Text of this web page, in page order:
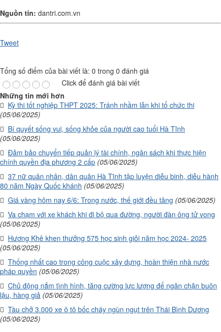
Nguồn tin: dantri.com.vn
Tweet
Tổng số điểm của bài viết là: 0 trong 0 đánh giá
Click để đánh giá bài viết
Những tin mới hơn
Kỳ thi tốt nghiệp THPT 2025: Tránh nhầm lẫn khi tổ chức thi
(05/06/2025)
Bí quyết sống vui, sống khỏe của người cao tuổi Hà Tĩnh
(05/06/2025)
Đảm bảo chuyển tiếp quản lý tài chính, ngân sách khi thực hiện
chính quyền địa phương 2 cấp (05/06/2025)
37 nữ quân nhân, dân quân Hà Tĩnh tập luyện diễu binh, diễu hành
80 năm Ngày Quốc khánh (05/06/2025)
Giá vàng hôm nay 6/6: Trong nước, thế giới đều tăng (05/06/2025)
Va chạm với xe khách khi đi bộ qua đường, người đàn ông tử vong
(05/06/2025)
Hương Khê khen thưởng 575 học sinh giỏi năm học 2024- 2025
(05/06/2025)
Thống nhất cao trong công cuộc xây dựng, hoàn thiện nhà nước
pháp quyền (05/06/2025)
Chủ động nắm tình hình, tăng cường lực lượng để ngăn chặn buôn
lậu, hàng giả (05/06/2025)
Tàu chở 3.000 xe ô tô bốc cháy ngùn ngụt trên Thái Bình Dương
(05/06/2025)